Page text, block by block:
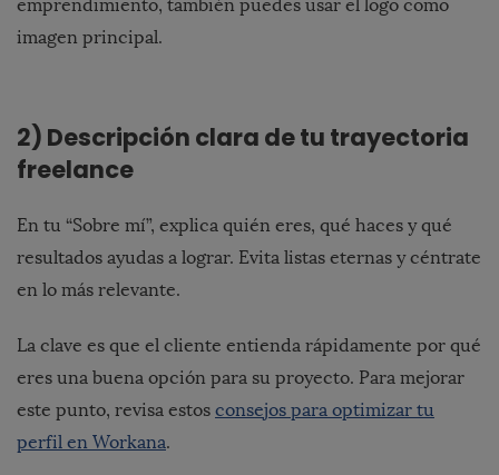
emprendimiento, también puedes usar el logo como
imagen principal.
2) Descripción clara de tu trayectoria
freelance
En tu “Sobre mí”, explica quién eres, qué haces y qué
resultados ayudas a lograr. Evita listas eternas y céntrate
en lo más relevante.
La clave es que el cliente entienda rápidamente por qué
eres una buena opción para su proyecto. Para mejorar
este punto, revisa estos consejos para optimizar tu
perfil en Workana.